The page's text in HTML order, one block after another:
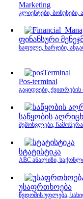
Marketing
კლიენტები,
ფინანსური
საფულე, ხარჯები,
Pos-terminal
გაყიდვები,
საწყობის
შემოსვლები,
სტატისტიკა
ABC ანალიზი,
უსაფრთხოება
წვდომის უფლება,